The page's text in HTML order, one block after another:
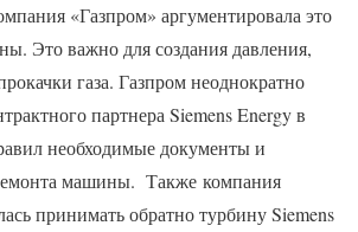
«Газпром» аргументировала это
Это важно для создания давления,
газа. Газпром неоднократно
партнера Siemens Energy в
необходимые документы и
машины. Также компания
принимать обратно турбину Siemens